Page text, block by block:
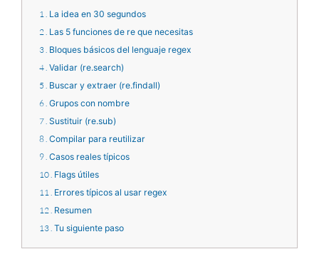
1 La idea en 30 segundos
2 Las 5 funciones de re que necesitas
3 Bloques básicos del lenguaje regex
4 Validar (re.search)
5 Buscar y extraer (re.findall)
6 Grupos con nombre
7 Sustituir (re.sub)
8 Compilar para reutilizar
9 Casos reales típicos
10 Flags útiles
11 Errores típicos al usar regex
12 Resumen
13 Tu siguiente paso